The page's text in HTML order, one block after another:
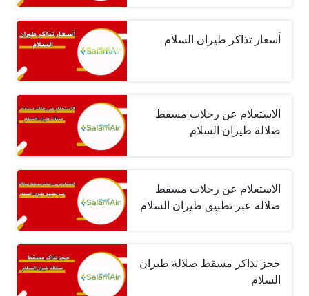
أسعار تذاكر طيران السلام
الاستعلام عن رحلات مسقط
صلالة طيران السلام
الاستعلام عن رحلات مسقط
صلالة عبر تطبيق طيران السلام
حجز تذاكر مسقط صلالة طيران
السلام